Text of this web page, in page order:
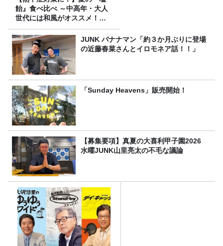
飴』食べ比べ ～中高年・大人
世代には和風がオススメ！
味・食感・機能性いろいろ！
～
JUNK バナナマン「約３か月ぶりに登場
の近藤春菜さんとイロモネア話！！」
「Sunday Heavens」販売開始！
【募集要項】真夏の大喜利甲子園2026
水曜JUNK山里亮太の不毛な議論